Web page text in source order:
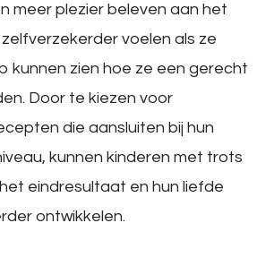
meer plezier beleven aan het
voelen als ze
kunnen zien hoe ze een gerecht
Door te kiezen voor
die aansluiten bij hun
kunnen kinderen met trots
eindresultaat en hun liefde
ontwikkelen.